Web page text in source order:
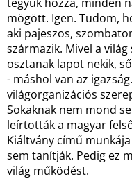
mögött. Igen. Tudom,
aki pajeszos,
származik. Mivel a
osztanak lapot nekik,
- máshol van az
világorganizációs
Sokaknak nem mond
leírtották a magyar
Kiáltvány című
sem tanítják. Pedig ez
világ működést.